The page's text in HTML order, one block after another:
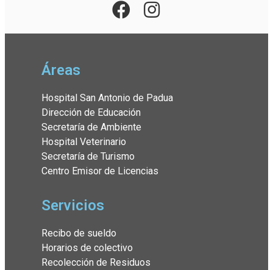
Áreas
Hospital San Antonio de Padua
Dirección de Educación
Secretaría de Ambiente
Hospital Veterinario
Secretaría de Turismo
Centro Emisor de Licencias
Servicios
Recibo de sueldo
Horarios de colectivo
Recolección de Residuos